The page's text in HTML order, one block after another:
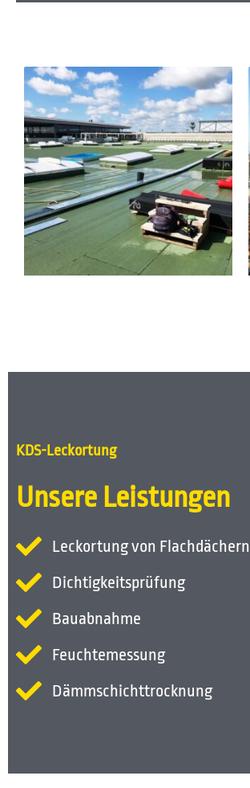
KDS-Leckortung
Unsere Leistungen
Leckortung von Flachdächern
Dichtigkeitsprüfung
Bauabnahme
Feuchtemessung
Dämmschichttrocknung